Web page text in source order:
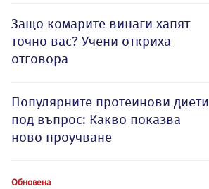
Защо комарите винаги хапят
точно вас? Учени откриха
отговора
Популярните протеинови диети
под въпрос: Какво показва
ново проучване
Обновена